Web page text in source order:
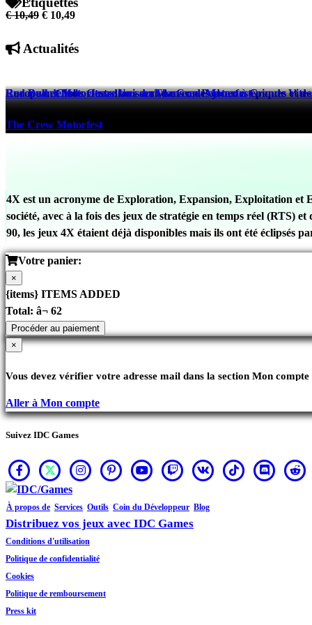
€ 10,49 € 10,49
Actualités
European Clubs Guardians arrive avec des joueurs épiques et
eFootball™ 521 days ago
Red Bull et Motorfest s’Unissent dans un Podcast à Grande
The Crew Motorfest
Red Bull défie la vitesse lors du The Crew Motorfest
The Crew Motorfest
4X est un acronyme de Exploration, Expansion, Exploitation et
société, avec à la fois des jeux de stratégie en temps réel (RTS)
90, les jeux 4X étaient déjà disponibles mais ils ont été éclipsés
Votre panier:
×
{items} ITEMS ADDED
Total: â¬ 62
Procéder au paiement
×
Vous devez vérifier votre adresse mail dans la section Mon
Aller à Mon compte
Suivez IDC Games
À propos de Services Outils Coin du Développeur Blog
Distribuez vos jeux avec IDC Games
Conditions d'utilisation
Politique de confidentialité
Cookies
Politique de remboursement
Press kit